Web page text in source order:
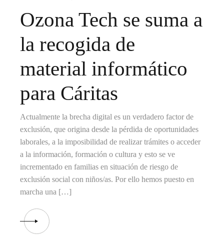
Ozona Tech se suma a
la recogida de
material informático
para Cáritas
Actualmente la brecha digital es un verdadero factor de
exclusión, que origina desde la pérdida de oportunidades
laborales, a la imposibilidad de realizar trámites o acceder
a la información, formación o cultura y esto se ve
incrementado en familias en situación de riesgo de
exclusión social con niños/as. Por ello hemos puesto en
marcha una […]